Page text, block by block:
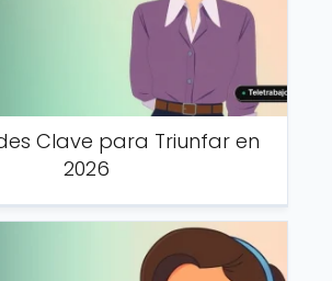
Clave para Triunfar en
2026